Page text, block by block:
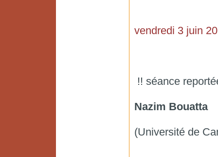
vendredi 3 juin
!! séance
Nazim Bouatta
(Université de